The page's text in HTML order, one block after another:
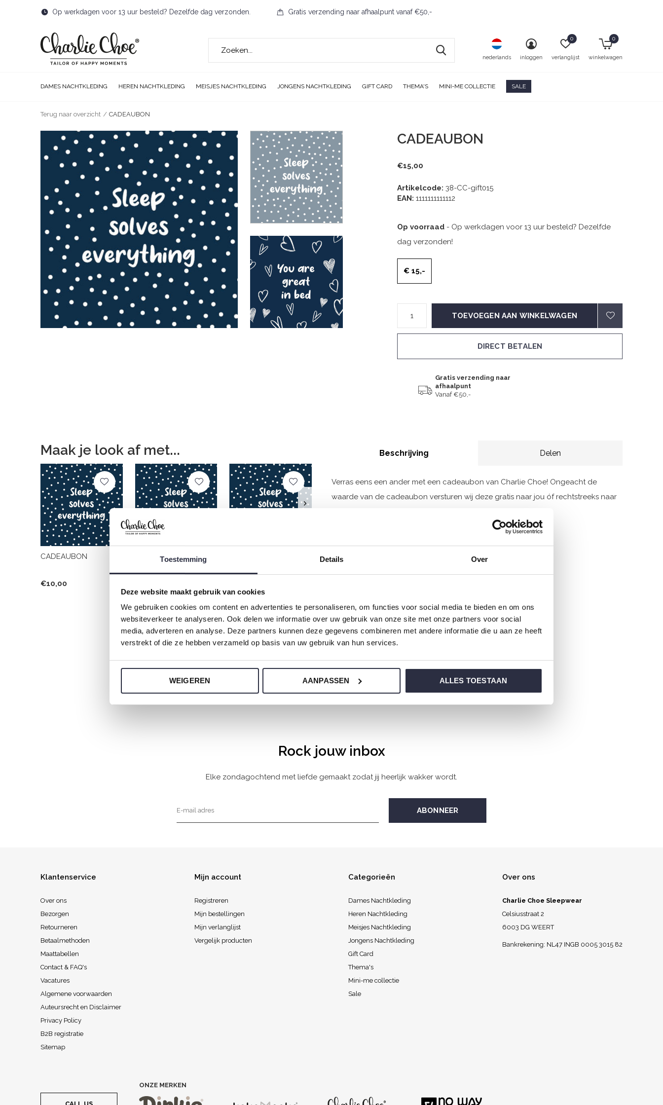
Toestemming Details Over
Deze website maakt gebruik van cookies
We gebruiken cookies om content en advertenties te personaliseren, om functies voor social media te bieden en om ons
websiteverkeer te analyseren. Ook delen we informatie over uw gebruik van onze site met onze partners voor social
media, adverteren en analyse. Deze partners kunnen deze gegevens combineren met andere informatie die u aan ze heeft
verstrekt of die ze hebben verzameld op basis van uw gebruik van hun services.
WEIGEREN AANPASSEN ALLES TOESTAAN
DAMES NACHTKLEDING HEREN NACHTKLEDING MEISJES NACHTKLEDING JONGENS NACHTKLEDING GIFT CARD THEMA'S MINI-ME COLLECTIE SALE
nederlands inloggen verlanglijst
0
winkelwagen
0
Op werkdagen voor 13 uur besteld? Dezelfde dag verzonden. Gratis verzending naar afhaalpunt vanaf €50,-
Terug naar overzicht CADEAUBON
CADEAUBON
€15,00
Artikelcode: 38-CC-gift015
EAN: 1111111111112
Op voorraad - Op werkdagen voor 13 uur besteld? Dezelfde
dag verzonden!
€ 15,-
TOEVOEGEN AAN WINKELWAGEN
DIRECT BETALEN
Gratis verzending naar
afhaalpunt
Vanaf €50,-
Maak je look af met...
CADEAUBON
€10,00
CADEAUBON
Beschrijving Delen
Verras eens een ander met een cadeaubon van Charlie Choe! Ongeacht de
waarde van de cadeaubon versturen wij deze gratis naar jou óf rechtstreeks naar
Om niet te vergeten
Rock jouw inbox
Elke zondagochtend met liefde gemaakt zodat jij heerlijk wakker wordt.
Klantenservice
Over ons
Bezorgen
Retourneren
Betaalmethoden
Maattabellen
Contact & FAQ's
Vacatures
Algemene voorwaarden
Auteursrecht en Disclaimer
Privacy Policy
B2B registratie
Sitemap
Mijn account
Registreren
Mijn bestellingen
Mijn verlanglijst
Vergelijk producten
Categorieën
Dames Nachtkleding
Heren Nachtkleding
Meisjes Nachtkleding
Jongens Nachtkleding
Gift Card
Thema's
Mini-me collectie
Sale
Over ons
Charlie Choe Sleepwear
Celsiusstraat 2
6003 DG WEERT
Bankrekening: NL47 INGB 0005 3015 82
ONZE MERKEN